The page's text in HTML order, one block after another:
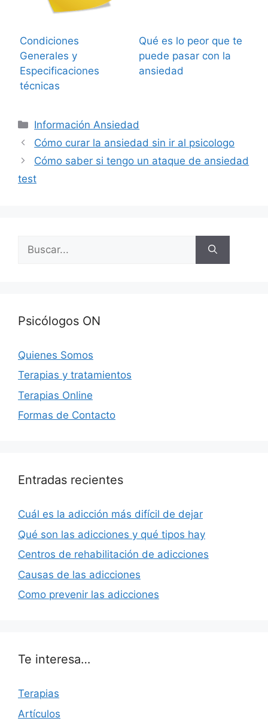
Condiciones
Generales y
Especificaciones
técnicas
Qué es lo peor que te
puede pasar con la
ansiedad
Categorías
Información Ansiedad
Cómo curar la ansiedad sin ir al psicologo
Cómo saber si tengo un ataque de ansiedad
test
Psicólogos ON
Quienes Somos
Terapias y tratamientos
Terapias Online
Formas de Contacto
Entradas recientes
Cuál es la adicción más difícil de dejar
Qué son las adicciones y qué tipos hay
Centros de rehabilitación de adicciones
Causas de las adicciones
Como prevenir las adicciones
Te interesa…
Terapias
Artículos